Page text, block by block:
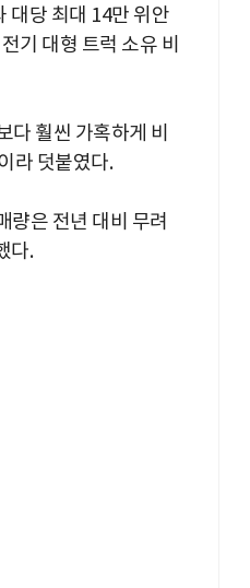
대당 최대 14만 위안
기 대형 트럭 소유 비
다 훨씬 가혹하게 비
라 덧붙였다.
량은 전년 대비 무려
다.